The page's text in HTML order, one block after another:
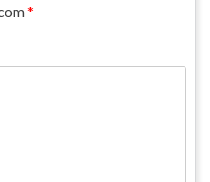
*